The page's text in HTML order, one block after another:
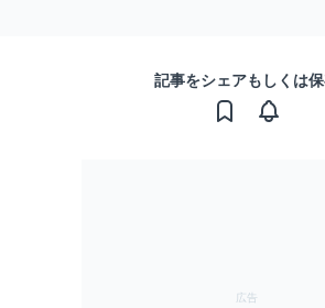
記事をシェアもしくは